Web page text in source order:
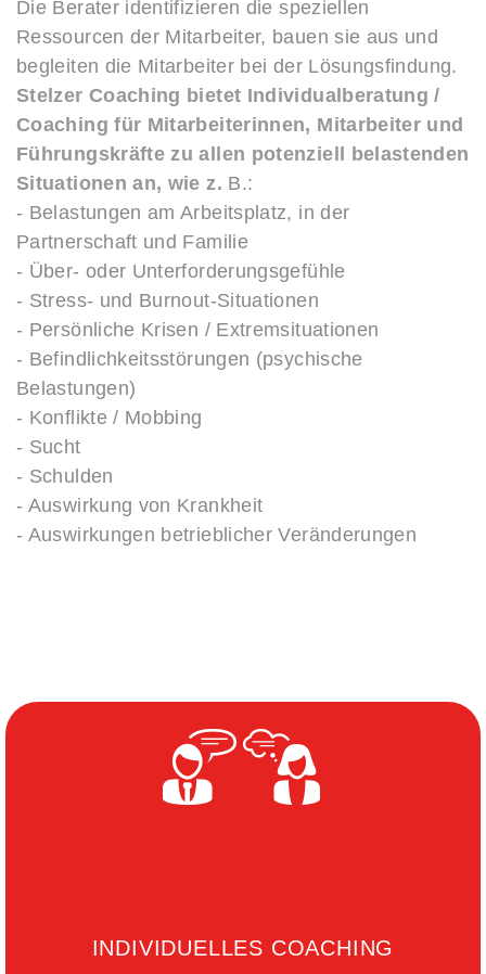
Die Berater identifizieren die speziellen
Ressourcen der Mitarbeiter, bauen sie aus und
begleiten die Mitarbeiter bei der Lösungsfindung.
Stelzer Coaching bietet Individualberatung /
Coaching für Mitarbeiterinnen, Mitarbeiter und
Führungskräfte zu allen potenziell belastenden
Situationen an, wie z. B.:
- Belastungen am Arbeitsplatz, in der
Partnerschaft und Familie
- Über- oder Unterforderungsgefühle
- Stress- und Burnout-Situationen
- Persönliche Krisen / Extremsituationen
- Befindlichkeitsstörungen (psychische
Belastungen)
- Konflikte / Mobbing
- Sucht
- Schulden
- Auswirkung von Krankheit
- Auswirkungen betrieblicher Veränderungen
INDIVIDUELLES COACHING